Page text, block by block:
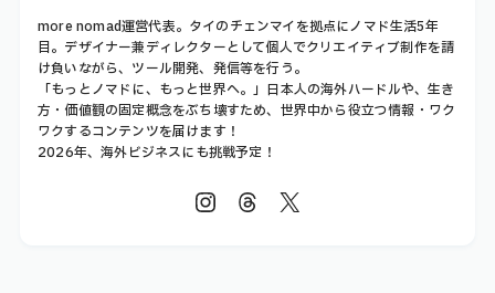
more nomad運営代表。タイのチェンマイを拠点にノマド生活5年
目。デザイナー兼ディレクターとして個人でクリエイティブ制作を請
け負いながら、ツール開発、発信等を行う。
「もっとノマドに、もっと世界へ。」日本人の海外ハードルや、生き
方・価値観の固定概念をぶち壊すため、世界中から役立つ情報・ワク
ワクするコンテンツを届けます！
2026年、海外ビジネスにも挑戦予定！